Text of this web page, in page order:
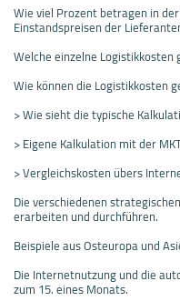
Wie viel Prozent betragen in
Einstandspreisen der
Welche einzelne Logistikkosten
Wie können die Logistikkosten
> Wie sieht die typische
> Eigene Kalkulation mit der
> Vergleichskosten übers
Die verschiedenen
erarbeiten und durchführen.
Beispiele aus Osteuropa und
Die Internetnutzung und die
zum 15. eines Monats.